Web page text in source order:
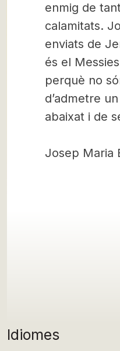
Idiomes
enmig de
calamitats.
enviats de
és el
perquè no
d’admetre
abaixat i de
Josep Maria